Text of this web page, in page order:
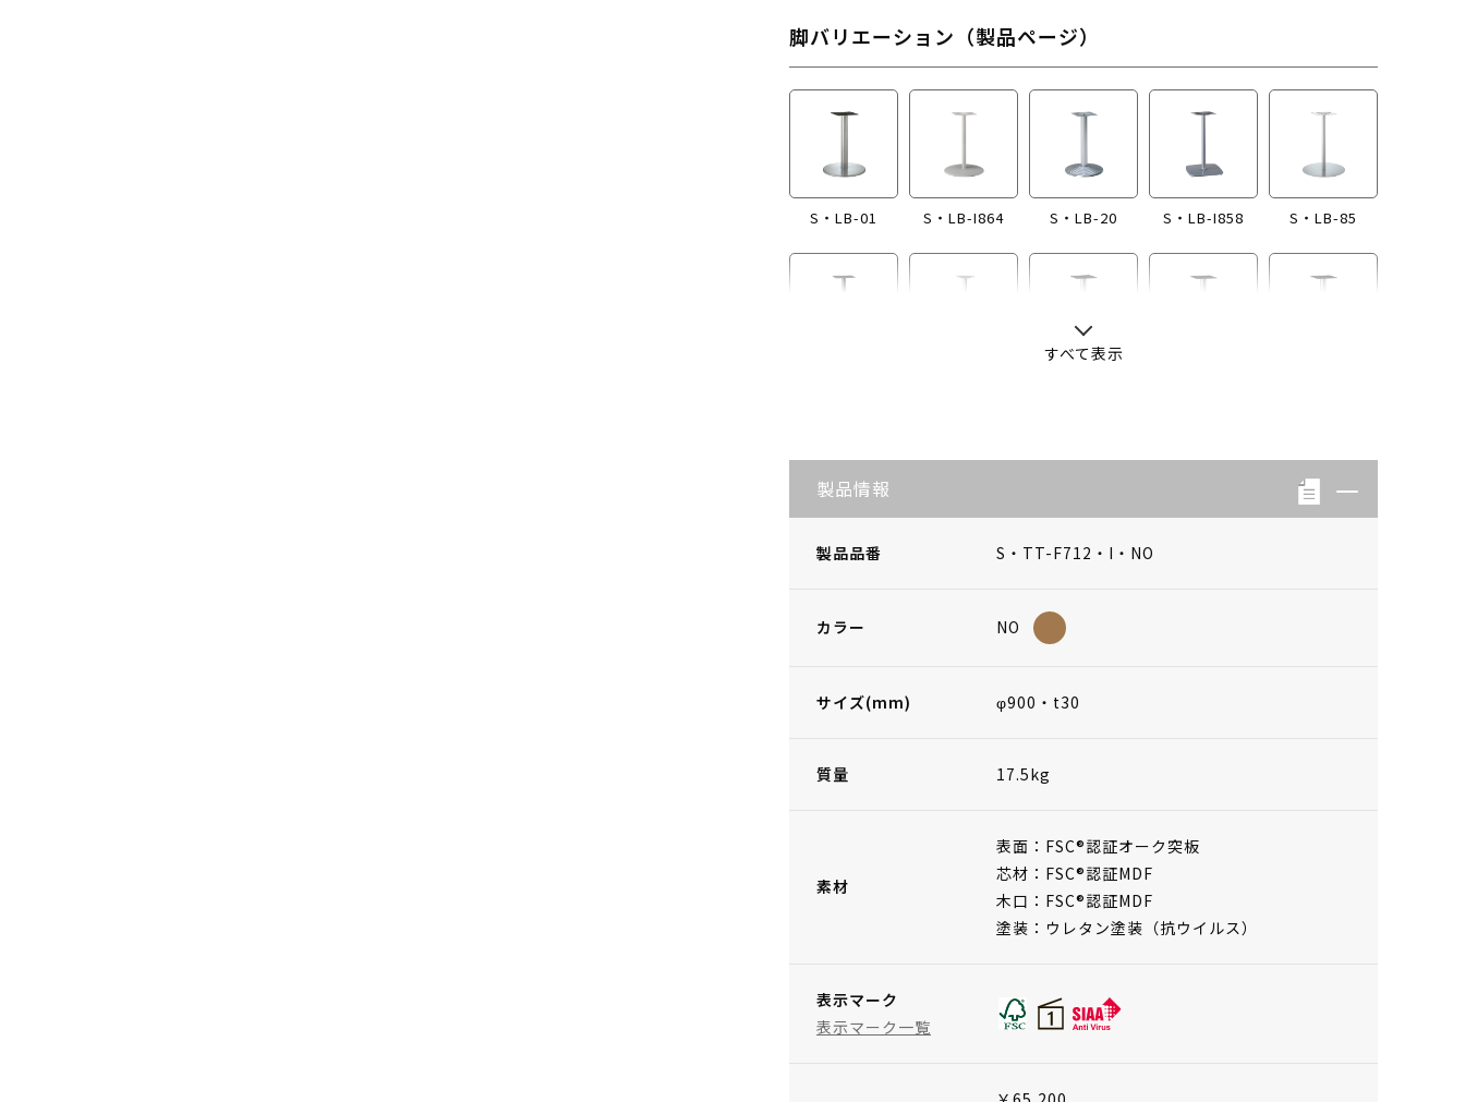
脚バリエーション（製品ページ）
S・LB-01 S・LB-I864 S・LB-20 S・LB-I858 S・LB-85
すべて表示
製品情報
製品品番 S・TT-F712・I・NO
カラー NO
サイズ(mm) φ900・t30
質量 17.5kg
素材
表面：FSC®認証オーク突板
芯材：FSC®認証MDF
木口：FSC®認証MDF
塗装：ウレタン塗装（抗ウイルス）
表示マーク
表示マーク一覧